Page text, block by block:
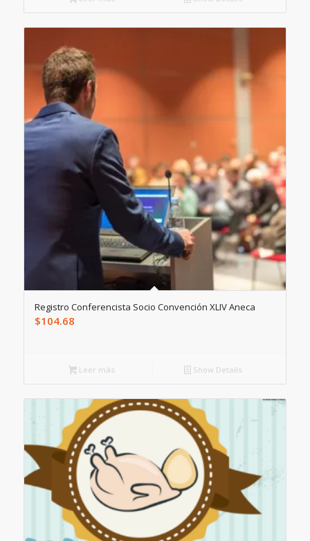
Registro Conferencista Socio Convención XLIV Aneca
$104.68
Leer más Show Details